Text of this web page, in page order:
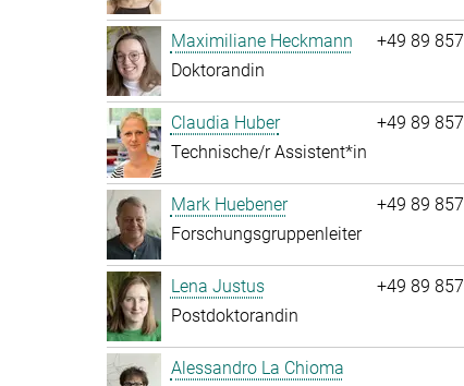
Maximiliane Heckmann
Doktorandin
+49 89
Claudia Huber
Technische/r Assistent*in
+49 89
Mark Huebener
Forschungsgruppenleiter
+49 89
Lena Justus
Postdoktorandin
+49 89
Alessandro La Chioma